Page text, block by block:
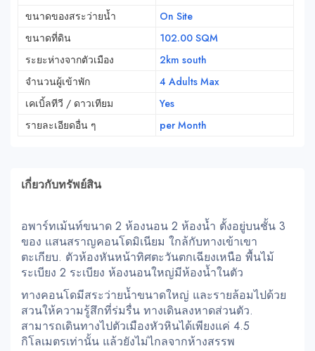
ขนาดของสระว่ายน้ำ
On Site
ขนาดที่ดิน
102.00 SQM
ระยะห่างจากตัวเมือง
2km south
จำนวนผู้เข้าพัก
4 Adults Max
เคเบิ้ลทีวี / ดาวเทียม
Yes
รายละเอียดอื่น ๆ
per Month
เกี่ยวกับทรัพย์สิน
อพาร์ทเม้นท์ขนาด 2 ห้องนอน 2 ห้องน้ำ ตั้งอยู่บนชั้น 3
ของ แสนสราญคอนโดมิเนียม ใกล้กับทางเข้าเขา
ตะเกียบ. ตัวห้องหันหน้าทิศตะวันตกเฉียงเหนือ พื้นไม้
ระเบียง 2 ระเบียง ห้องนอนใหญ่มีห้องน้ำในตัว
ทางคอนโดมีสระว่ายน้ำขนาดใหญ่ และรายล้อมไปด้วย
สวนให้ความรู้สึกที่ร่มรื่น ทางเดินลงหาดส่วนตัว.
สามารถเดินทางไปตัวเมืองหัวหินได้เพียงแค่ 4.5
กิโลเมตรเท่านั้น แล้วยังไม่ไกลจากห้างสรรพ